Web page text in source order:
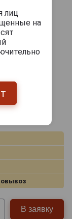
В заявку
лиц
на